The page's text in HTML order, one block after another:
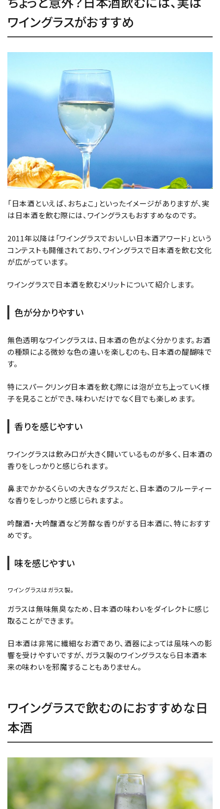
ワイングラスがおすすめ
「日本酒といえば、おちょこ」といったイメージがありますが、実
は日本酒を飲む際には、ワイングラスもおすすめなのです。
2011年以降は「ワイングラスでおいしい日本酒アワード」という
コンテストも開催されており、ワイングラスで日本酒を飲む文化
が広がっています。
ワイングラスで日本酒を飲むメリットについて紹介します。
色が分かりやすい
無色透明なワイングラスは、日本酒の色がよく分かります。お酒
の種類による微妙な色の違いを楽しむのも、日本酒の醍醐味で
す。
特にスパークリング日本酒を飲む際には泡が立ち上っていく様
子を見ることができ、味わいだけでなく目でも楽しめます。
香りを感じやすい
ワイングラスは飲み口が大きく開いているものが多く、日本酒の
香りをしっかりと感じられます。
鼻までかかるくらいの大きなグラスだと、日本酒のフルーティー
な香りをしっかりと感じられますよ。
吟醸酒・大吟醸酒など芳醇な香りがする日本酒に、特におすす
めです。
味を感じやすい
ワイングラスはガラス製。
ガラスは無味無臭なため、日本酒の味わいをダイレクトに感じ
取ることができます。
日本酒は非常に繊細なお酒であり、酒器によっては風味への影
響を受けやすいですが、ガラス製のワイングラスなら日本酒本
来の味わいを邪魔することもありません。
ワイングラスで飲むのにおすすめな日
本酒